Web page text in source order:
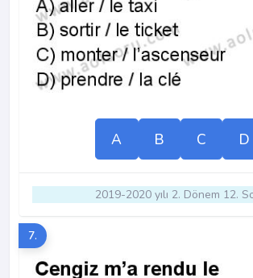
A B C D
2019-2020 yılı 2. Dönem 12.
7.